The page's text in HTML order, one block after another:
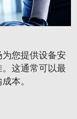
您提供设备安
这通常可以最
本。